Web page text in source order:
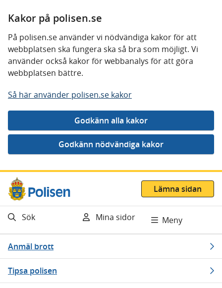
Kakor på polisen.se
På polisen.se använder vi nödvändiga kakor för att
webbplatsen ska fungera ska så bra som möjligt. Vi
använder också kakor för webbanalys för att göra
webbplatsen bättre.
Så här använder polisen.se kakor
Gå direkt till innehåll
Lämna sidan
Sök Mina sidor Meny
Anmäl brott
Tipsa polisen